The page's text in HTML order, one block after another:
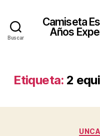
Buscar
Camiseta
Años
Etiqueta: 2